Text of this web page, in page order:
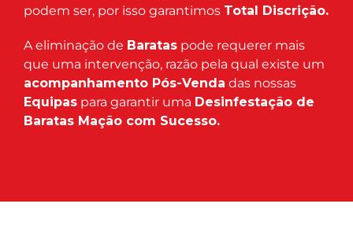
podem ser, por isso garantimos Total Discrição.
A eliminação de Baratas pode requerer mais
que uma intervenção, razão pela qual existe um
acompanhamento Pós-Venda das nossas
Equipas para garantir uma Desinfestação de
Baratas Mação com Sucesso.